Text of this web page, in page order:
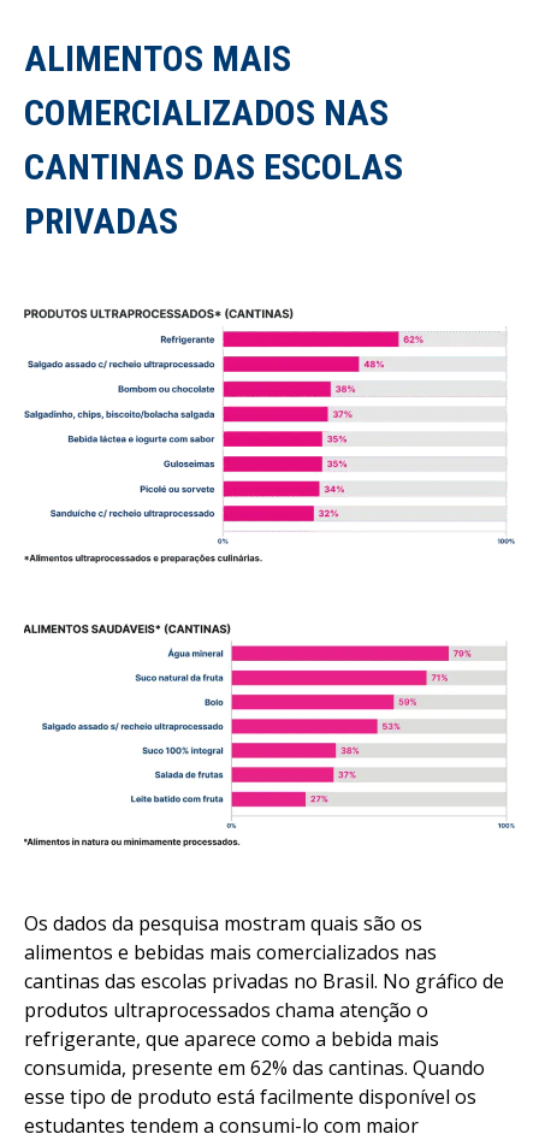
ALIMENTOS MAIS
COMERCIALIZADOS NAS
CANTINAS DAS ESCOLAS
PRIVADAS
Os dados da pesquisa mostram quais são os
alimentos e bebidas mais comercializados nas
cantinas das escolas privadas no Brasil. No gráfico de
produtos ultraprocessados chama atenção o
refrigerante, que aparece como a bebida mais
consumida, presente em 62% das cantinas. Quando
esse tipo de produto está facilmente disponível os
estudantes tendem a consumi-lo com maior